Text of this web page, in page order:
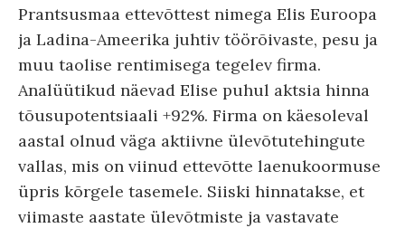
Prantsusmaa ettevõttest nimega Elis Euroopa
ja Ladina-Ameerika juhtiv töörõivaste, pesu ja
muu taolise rentimisega tegelev firma.
Analüütikud näevad Elise puhul aktsia hinna
tõusupotentsiaali +92%. Firma on käesoleval
aastal olnud väga aktiivne ülevõtutehingute
vallas, mis on viinud ettevõtte laenukoormuse
üpris kõrgele tasemele. Siiski hinnatakse, et
viimaste aastate ülevõtmiste ja vastavate